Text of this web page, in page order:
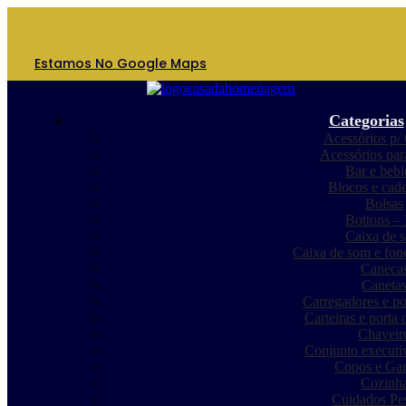
Estamos No Google Maps
Categorias
Acessórios p/
Acessórios
Bar e
Blocos e
Bolsas
Bottons –
Caixa de
Caixa de som e
Canetas
Carregadores e
Carteiras e porta
Conjunto
Copos e
Cuidados